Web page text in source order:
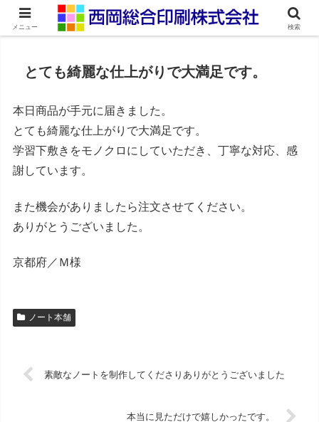
ネット印刷通販・オンデマンド印刷
とても綺麗な仕上がりで大満足です。
本日商品が手元に届きました。
とても綺麗な仕上がりで大満足です。
学習下敷きをモノクロにしていただき、丁寧な対応、感
謝しています。
また機会がありましたら注文させてください。
ありがとうございました。
京都府／Ｍ様
ノート本舗
素敵なノートを制作してくださりありがとうございました
本当に見ただけで嬉しかったです。
メニュー 検索